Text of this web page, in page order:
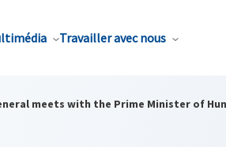
Travailler avec nous
meets with the Prime Minister of